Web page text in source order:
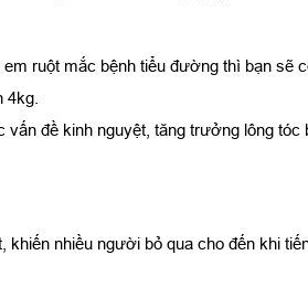
ruột mắc bệnh tiểu đường thì bạn sẽ
4kg.
đề kinh nguyệt, tăng trưởng lông tóc
nhiều người bỏ qua cho đến khi